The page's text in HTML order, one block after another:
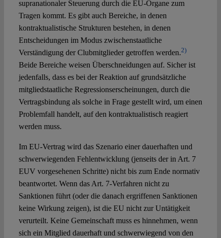
supranationaler Steuerung durch die EU-Organe zum
Tragen kommt. Es gibt auch Bereiche, in denen
kontraktualistische Strukturen bestehen, in denen
Entscheidungen im Modus zwischenstaatliche
Verständigung der Clubmitglieder getroffen werden.2)
Beide Bereiche weisen Überschneidungen auf. Sicher ist
jedenfalls, dass es bei der Reaktion auf grundsätzliche
mitgliedstaatliche Regressionserscheinungen, durch die
Vertragsbindung als solche in Frage gestellt wird, um einen
Problemfall handelt, auf den kontraktualistisch reagiert
werden muss.
Im EU-Vertrag wird das Szenario einer dauerhaften und
schwerwiegenden Fehlentwicklung (jenseits der in Art. 7
EUV vorgesehenen Schritte) nicht bis zum Ende normativ
beantwortet. Wenn das Art. 7-Verfahren nicht zu
Sanktionen führt (oder die danach ergriffenen Sanktionen
keine Wirkung zeigen), ist die EU nicht zur Untätigkeit
verurteilt. Keine Gemeinschaft muss es hinnehmen, wenn
sich ein Mitglied dauerhaft und schwerwiegend von den